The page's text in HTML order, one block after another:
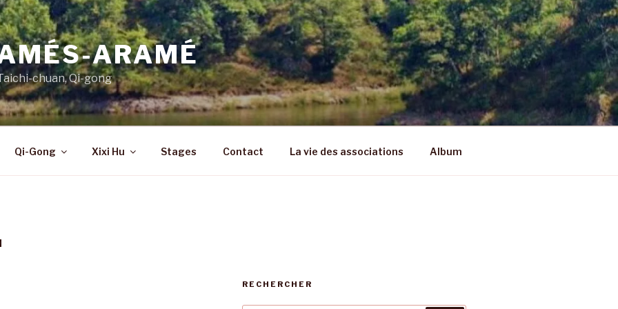
ARAMÉ
chuan, Qi-gong
Qi-Gong Xixi Hu Stages Contact La vie des associations Album
RECHERCHER